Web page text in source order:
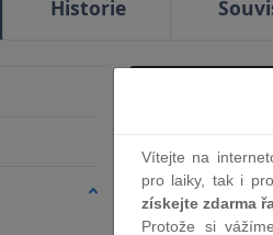
Historie
Vítejte na
pro laiky, tak i
získejte zdarma
Protože si